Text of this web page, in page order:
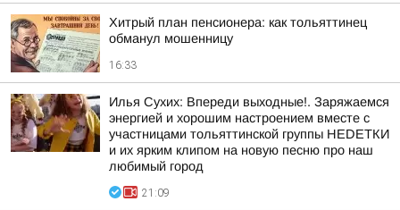
Хитрый план пенсионера: как тольяттинец
обманул мошенницу
16:33
Илья Сухих: Впереди выходные!. Заряжаемся
энергией и хорошим настроением вместе с
участницами тольяттинской группы НЕDЕТКИ
и их ярким клипом на новую песню про наш
любимый город
21:09